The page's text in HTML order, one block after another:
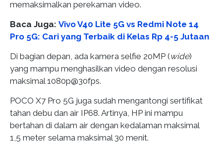
memaksimalkan perekaman video.
Baca Juga: Vivo V40 Lite 5G vs Redmi Note 14
Pro 5G: Cari yang Terbaik di Kelas Rp 4-5 Jutaan
Di bagian depan, ada kamera selfie 20MP (wide)
yang mampu menghasilkan video dengan resolusi
maksimal 1080p@30fps.
POCO X7 Pro 5G juga sudah mengantongi sertifikat
tahan debu dan air IP68. Artinya, HP ini mampu
bertahan di dalam air dengan kedalaman maksimal
1,5 meter selama maksimal 30 menit.